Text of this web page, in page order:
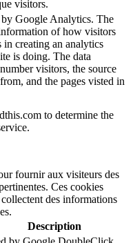
visitors.
Google Analytics. The
of how visitors
in creating an analytics
is doing. The data
visitors, the source
and the pages visted in
to determine the
fournir aux visiteurs des
Ces cookies
des informations
Description